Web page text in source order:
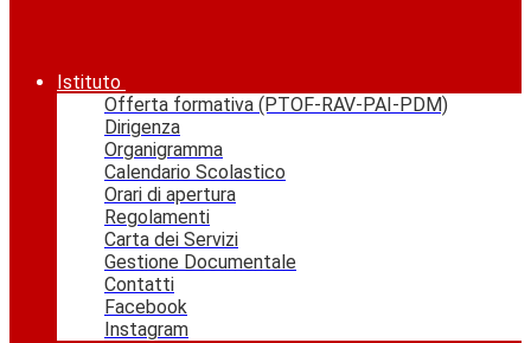
Istituto
Offerta formativa (PTOF-RAV-PAI-PDM)
Dirigenza
Organigramma
Calendario Scolastico
Orari di apertura
Regolamenti
Carta dei Servizi
Gestione Documentale
Contatti
Facebook
Instagram